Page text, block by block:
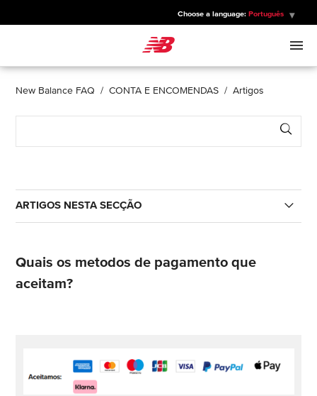
Choose a language: Português
HOMENS
DESPORTOS
New Balance FAQ CONTA E ENCOMENDAS Artigos
ARTIGOS NESTA SECÇÃO
De que forma faço a gestão dos meus Dados e
De que forma elimino a minha conta?
Quais os metodos de pagamento que
aceitam?